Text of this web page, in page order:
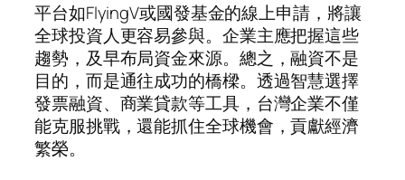
平台如FlyingV或國發基金的線上申請，將讓
全球投資人更容易參與。企業主應把握這些
趨勢，及早布局資金來源。總之，融資不是
目的，而是通往成功的橋樑。透過智慧選擇
發票融資、商業貸款等工具，台灣企業不僅
能克服挑戰，還能抓住全球機會，貢獻經濟
繁榮。